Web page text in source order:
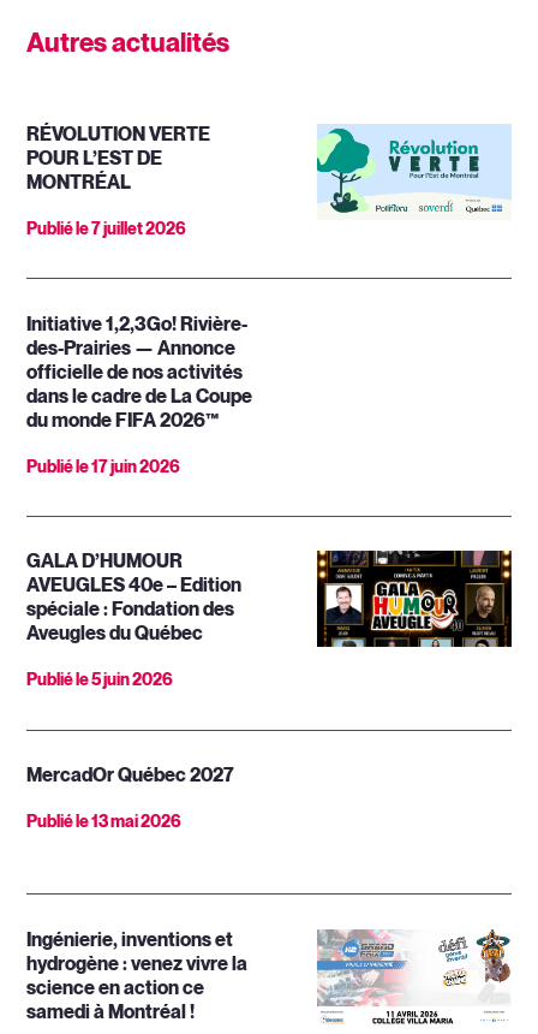
Autres actualités
RÉVOLUTION VERTE
POUR L’EST DE
MONTRÉAL
Publié le7 juillet 2026
Initiative 1,2,3Go! Rivière-
des-Prairies — Annonce
officielle de nos activités
dans le cadre de La Coupe
du monde FIFA 2026™
Publié le17 juin 2026
GALA D’HUMOUR
AVEUGLES 40e – Edition
spéciale : Fondation des
Aveugles du Québec
Publié le5 juin 2026
MercadOr Québec 2027
Publié le13 mai 2026
Ingénierie, inventions et
hydrogène : venez vivre la
science en action ce
samedi à Montréal !